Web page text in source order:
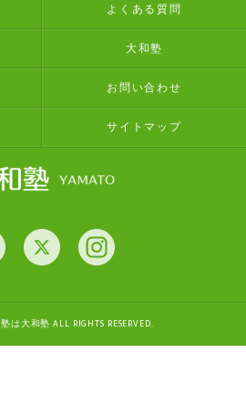
よくある質問
大和塾
お問い合わせ
サイトマップ
は大和塾 ALL RIGHTS RESERVED.